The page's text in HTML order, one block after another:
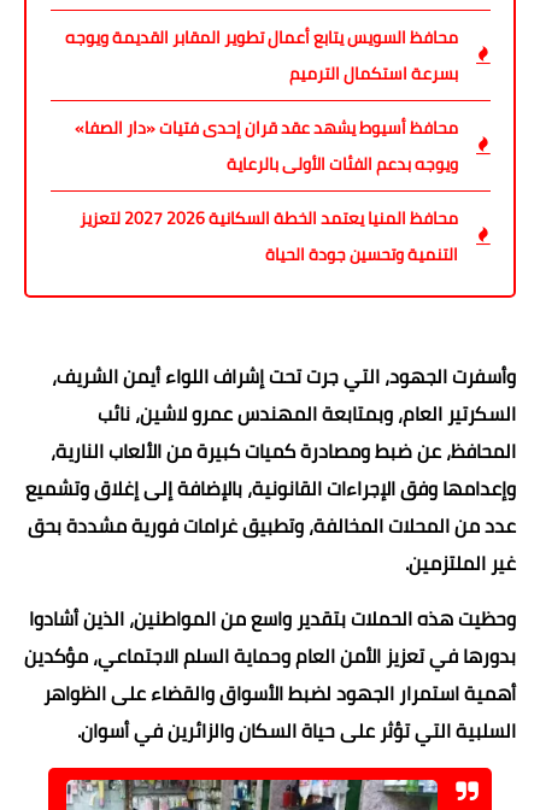
محافظ السويس يتابع أعمال تطوير المقابر القديمة ويوجه
بسرعة استكمال الترميم
محافظ أسيوط يشهد عقد قران إحدى فتيات «دار الصفا»
ويوجه بدعم الفئات الأولى بالرعاية
محافظ المنيا يعتمد الخطة السكانية 2026 2027 لتعزيز
التنمية وتحسين جودة الحياة
وأسفرت الجهود، التي جرت تحت إشراف اللواء أيمن الشريف،
السكرتير العام، وبمتابعة المهندس عمرو لاشين، نائب
المحافظ، عن ضبط ومصادرة كميات كبيرة من الألعاب النارية،
وإعدامها وفق الإجراءات القانونية، بالإضافة إلى إغلاق وتشميع
عدد من المحلات المخالفة، وتطبيق غرامات فورية مشددة بحق
غير الملتزمين.
وحظيت هذه الحملات بتقدير واسع من المواطنين، الذين أشادوا
بدورها في تعزيز الأمن العام وحماية السلم الاجتماعي، مؤكدين
أهمية استمرار الجهود لضبط الأسواق والقضاء على الظواهر
السلبية التي تؤثر على حياة السكان والزائرين في أسوان.